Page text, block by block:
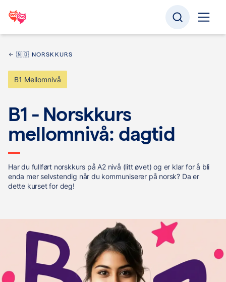
🇳🇴 NORSKKURS
B1 Mellomnivå
B1 - Norskkurs
mellomnivå: dagtid
Har du fullført norskkurs på A2 nivå (litt øvet) og er klar for å bli
enda mer selvstendig når du kommuniserer på norsk? Da er
dette kurset for deg!